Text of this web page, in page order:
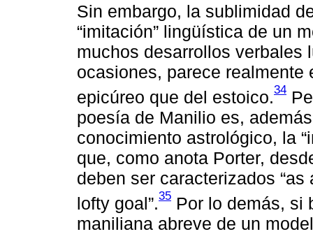
Sin embargo, la sublimidad
“imitación” lingüística de un
muchos desarrollos verbales
ocasiones, parece
epicúreo que del estoico.34
poesía de Manilio es,
conocimiento astrológico, la
que, como anota Porter,
deben ser caracterizados
lofty goal”.35 Por lo demás, si
maniliana abreve de un